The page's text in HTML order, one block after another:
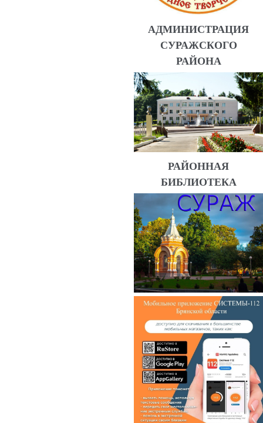
АДМИНИСТРАЦИЯ
СУРАЖСКОГО
РАЙОНА
РАЙОННАЯ
БИБЛИОТЕКА